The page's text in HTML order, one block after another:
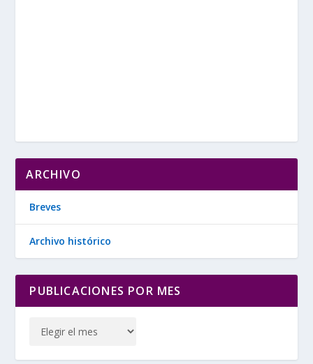
ARCHIVO
Breves
Archivo histórico
PUBLICACIONES POR MES